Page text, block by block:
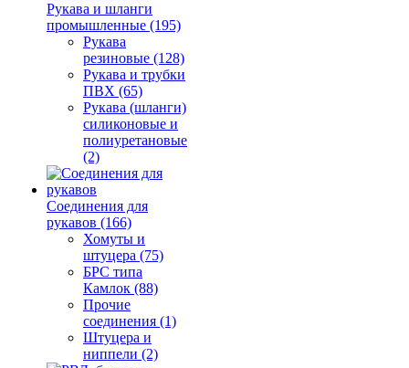
Рукава и шланги
промышленные (195)
Рукава
резиновые (128)
Рукава и трубки
ПВХ (65)
Рукава (шланги)
силиконовые и
полиуретановые
(2)
Соединения для
рукавов (166)
Хомуты и
штуцера (75)
БРС типа
Камлок (88)
Прочие
соединения (1)
Штуцера и
ниппели (2)